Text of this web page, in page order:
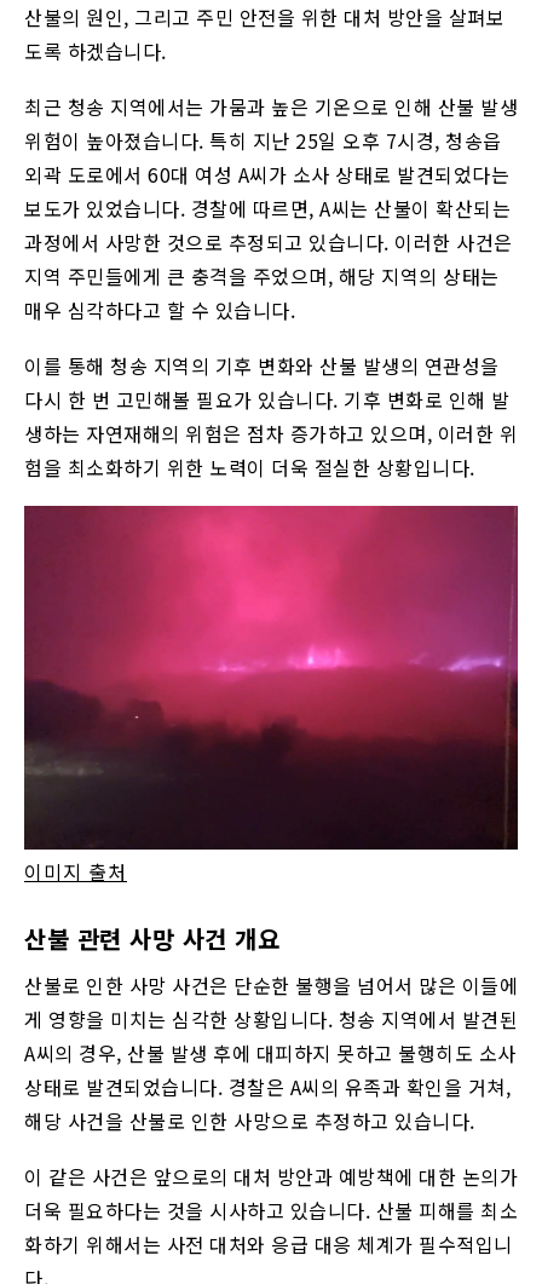
산불의 원인, 그리고 주민 안전을 위한 대처 방안을 살펴보
도록 하겠습니다.
최근 청송 지역에서는 가뭄과 높은 기온으로 인해 산불 발생
위험이 높아졌습니다. 특히 지난 25일 오후 7시경, 청송읍
외곽 도로에서 60대 여성 A씨가 소사 상태로 발견되었다는
보도가 있었습니다. 경찰에 따르면, A씨는 산불이 확산되는
과정에서 사망한 것으로 추정되고 있습니다. 이러한 사건은
지역 주민들에게 큰 충격을 주었으며, 해당 지역의 상태는
매우 심각하다고 할 수 있습니다.
이를 통해 청송 지역의 기후 변화와 산불 발생의 연관성을
다시 한 번 고민해볼 필요가 있습니다. 기후 변화로 인해 발
생하는 자연재해의 위험은 점차 증가하고 있으며, 이러한 위
험을 최소화하기 위한 노력이 더욱 절실한 상황입니다.
이미지 출처
산불 관련 사망 사건 개요
산불로 인한 사망 사건은 단순한 불행을 넘어서 많은 이들에
게 영향을 미치는 심각한 상황입니다. 청송 지역에서 발견된
A씨의 경우, 산불 발생 후에 대피하지 못하고 불행히도 소사
상태로 발견되었습니다. 경찰은 A씨의 유족과 확인을 거쳐,
해당 사건을 산불로 인한 사망으로 추정하고 있습니다.
이 같은 사건은 앞으로의 대처 방안과 예방책에 대한 논의가
더욱 필요하다는 것을 시사하고 있습니다. 산불 피해를 최소
화하기 위해서는 사전 대처와 응급 대응 체계가 필수적입니
다.